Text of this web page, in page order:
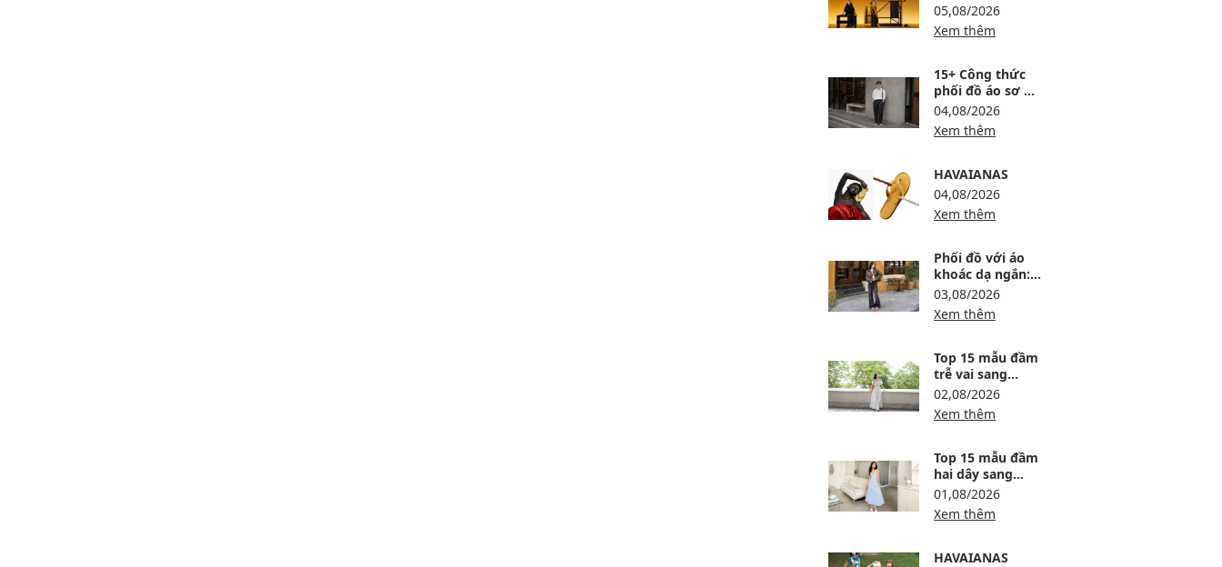
05,08/2026
Xem thêm
15+ Công thức
phối đồ áo sơ mi
trắng nam lịch
lãm, trẻ và dễ
mặc
04,08/2026
Xem thêm
HAVAIANAS
04,08/2026
Xem thêm
Phối đồ với áo
khoác dạ ngắn:
12 công thức ấm,
gọn và sang
03,08/2026
Xem thêm
Top 15 mẫu đầm
trễ vai sang
trọng, dự tiệc
thanh lịch
02,08/2026
Xem thêm
Top 15 mẫu đầm
hai dây sang
trọng, thanh lịch
01,08/2026
Xem thêm
HAVAIANAS